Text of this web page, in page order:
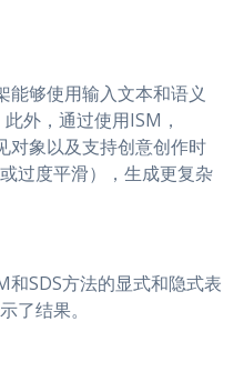
够使用输入文本和语义
外，通过使用ISM，
对象以及支持创意创作时
过度平滑），生成更复杂
SDS方法的显式和隐式表
了结果。